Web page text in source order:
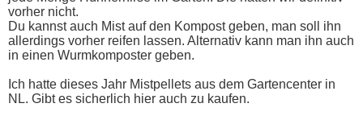
vorher nicht.
Du kannst auch Mist auf den Kompost geben, man soll ihn
allerdings vorher reifen lassen. Alternativ kann man ihn auch
in einen Wurmkomposter geben.
Ich hatte dieses Jahr Mistpellets aus dem Gartencenter in
NL. Gibt es sicherlich hier auch zu kaufen.